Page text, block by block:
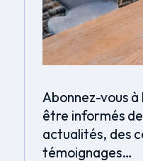
Abonnez-vous
être informés
actualités, des
témoignages…